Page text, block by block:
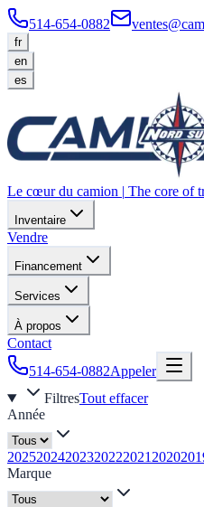
514-654-0882
fr
en
es
Le cœur du camion | The core of
Inventaire
Vendre
Financement
Services
À propos
Contact
514-654-0882Appeler
FiltresTout effacer
Année
20252024202320222021 2020
Marque